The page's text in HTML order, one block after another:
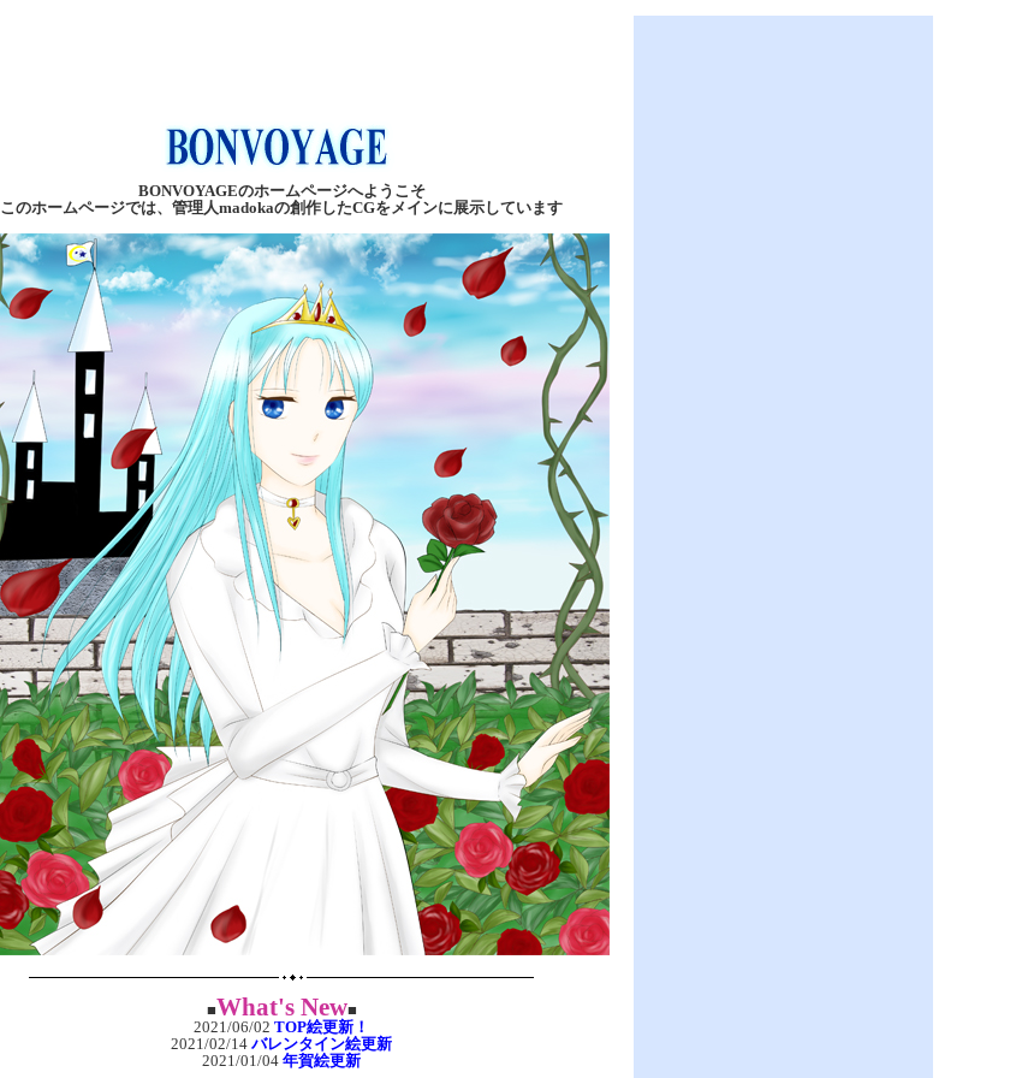
BONVOYAGEのホームページへようこそ
このホームページでは、管理人madokaの創作したCGをメインに展示しています
■What's New■
2021/06/02 TOP絵更新！
2021/02/14 バレンタイン絵更新
2021/01/04 年賀絵更新